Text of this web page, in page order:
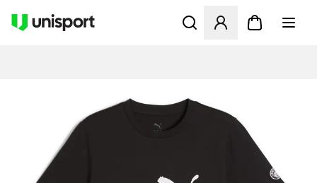
Åbner en Modal til at